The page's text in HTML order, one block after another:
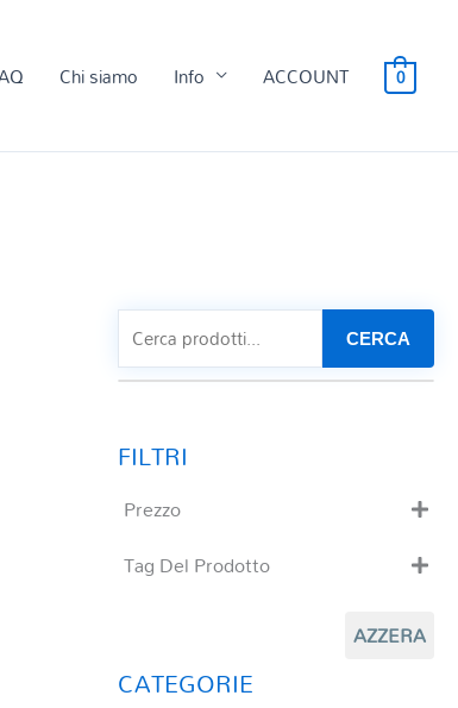
Chi siamo Info ACCOUNT 0
CERCA
Prezzo
Tag Del Prodotto
Composizioni originali
AZZERA
CATEGORIE